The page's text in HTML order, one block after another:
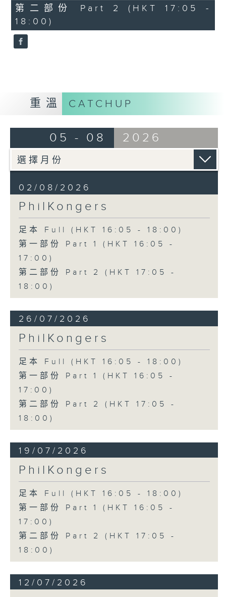
55
minutes,
10
seconds
第二部份 Part 2 (HKT 17:05 -
18:00)
重溫 CATCHUP
05 - 08 2026
02/08/2026
PhilKongers
足本 Full (HKT 16:05 - 18:00)
第一部份 Part 1 (HKT 16:05 -
17:00)
第二部份 Part 2 (HKT 17:05 -
18:00)
26/07/2026
PhilKongers
足本 Full (HKT 16:05 - 18:00)
第一部份 Part 1 (HKT 16:05 -
17:00)
第二部份 Part 2 (HKT 17:05 -
18:00)
19/07/2026
PhilKongers
足本 Full (HKT 16:05 - 18:00)
第一部份 Part 1 (HKT 16:05 -
17:00)
第二部份 Part 2 (HKT 17:05 -
18:00)
12/07/2026